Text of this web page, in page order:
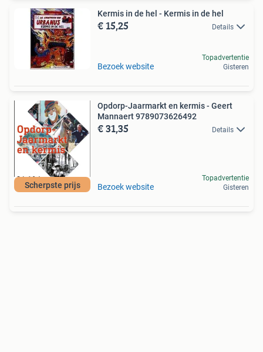
Kermis in de hel - Kermis in de hel
€ 15,25 Details
Bezoek website
Topadvertentie
Gisteren
Scherpste prijs
Opdorp-Jaarmarkt en kermis - Geert
Mannaert 9789073626492
€ 31,35 Details
Bezoek website
Topadvertentie
Gisteren